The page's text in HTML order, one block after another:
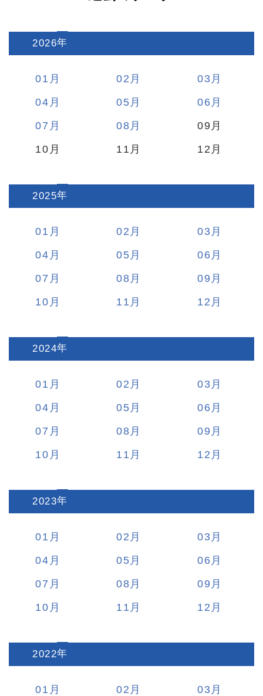
2026:
01 02
03
04
05
06
07
08
09
10
11 12
2025:
01 02
03
04
05
06
07
08
09
10
11 12
2024:
01 02
03
04
05
06
07
08
09
10
11 12
2023:
01 02
03
04
05
06
07
08
09
10
11 12
2022:
01 02
03